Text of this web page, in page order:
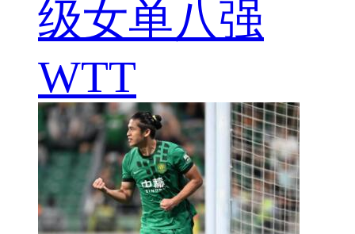
级女单八强
WTT